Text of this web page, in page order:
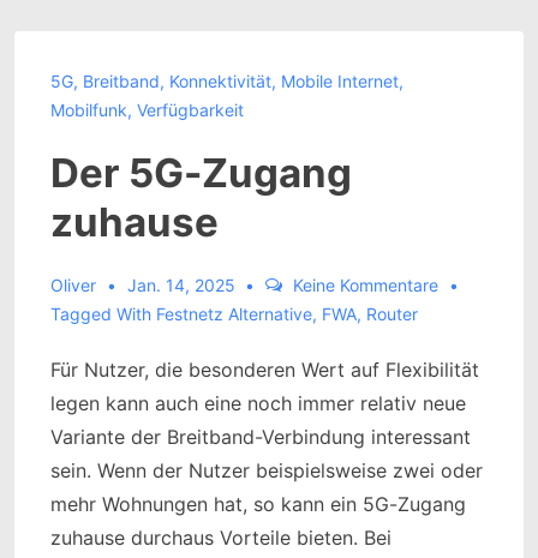
5G, Breitband, Konnektivität, Mobile Internet,
Mobilfunk, Verfügbarkeit
Der 5G-Zugang
zuhause
Oliver Jan. 14, 2025
Keine Kommentare
Tagged With Festnetz Alternative, FWA, Router
Für Nutzer, die besonderen Wert auf Flexibilität
legen kann auch eine noch immer relativ neue
Variante der Breitband-Verbindung interessant
sein. Wenn der Nutzer beispielsweise zwei oder
mehr Wohnungen hat, so kann ein 5G-Zugang
zuhause durchaus Vorteile bieten. Bei